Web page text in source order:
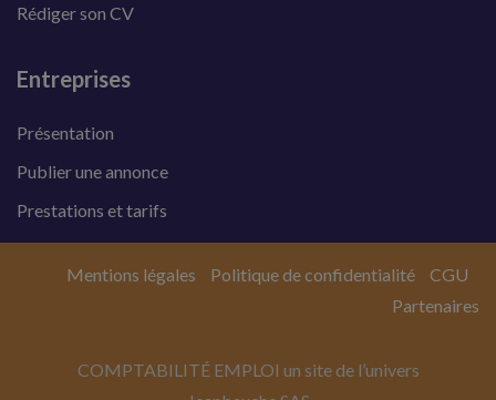
Rédiger son CV
Entreprises
Présentation
Publier une annonce
Prestations et tarifs
COMPTABILITÉ EMPLOI un site de l’univers
Mentions légales Politique de confidentialité
CGU
Partenaires